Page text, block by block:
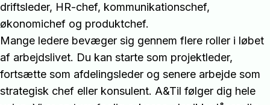
driftsleder, HR-chef, kommunikationschef,
økonomichef og produktchef.
Mange ledere bevæger sig gennem flere roller i løbet
af arbejdslivet. Du kan starte som projektleder,
fortsætte som afdelingsleder og senere arbejde som
strategisk chef eller konsulent. A&Til følger dig hele